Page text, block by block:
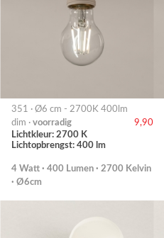
351 · Ø6 cm - 2700K 400lm
dim · voorradig
9,90
Lichtkleur: 2700 K
Lichtopbrengst: 400 lm
4 Watt · 400 Lumen · 2700 Kelvin
· Ø6cm